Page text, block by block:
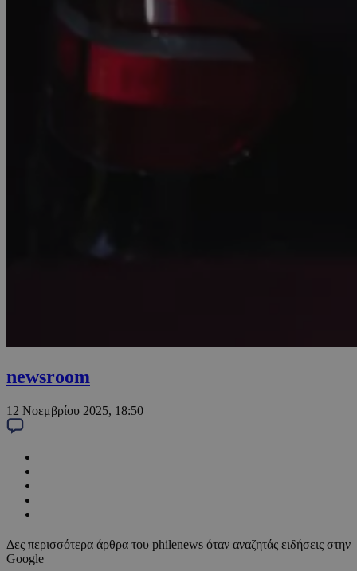
newsroom
12 Νοεμβρίου 2025, 18:50
Δες περισσότερα άρθρα του philenews όταν αναζητάς ειδήσεις στην
Google